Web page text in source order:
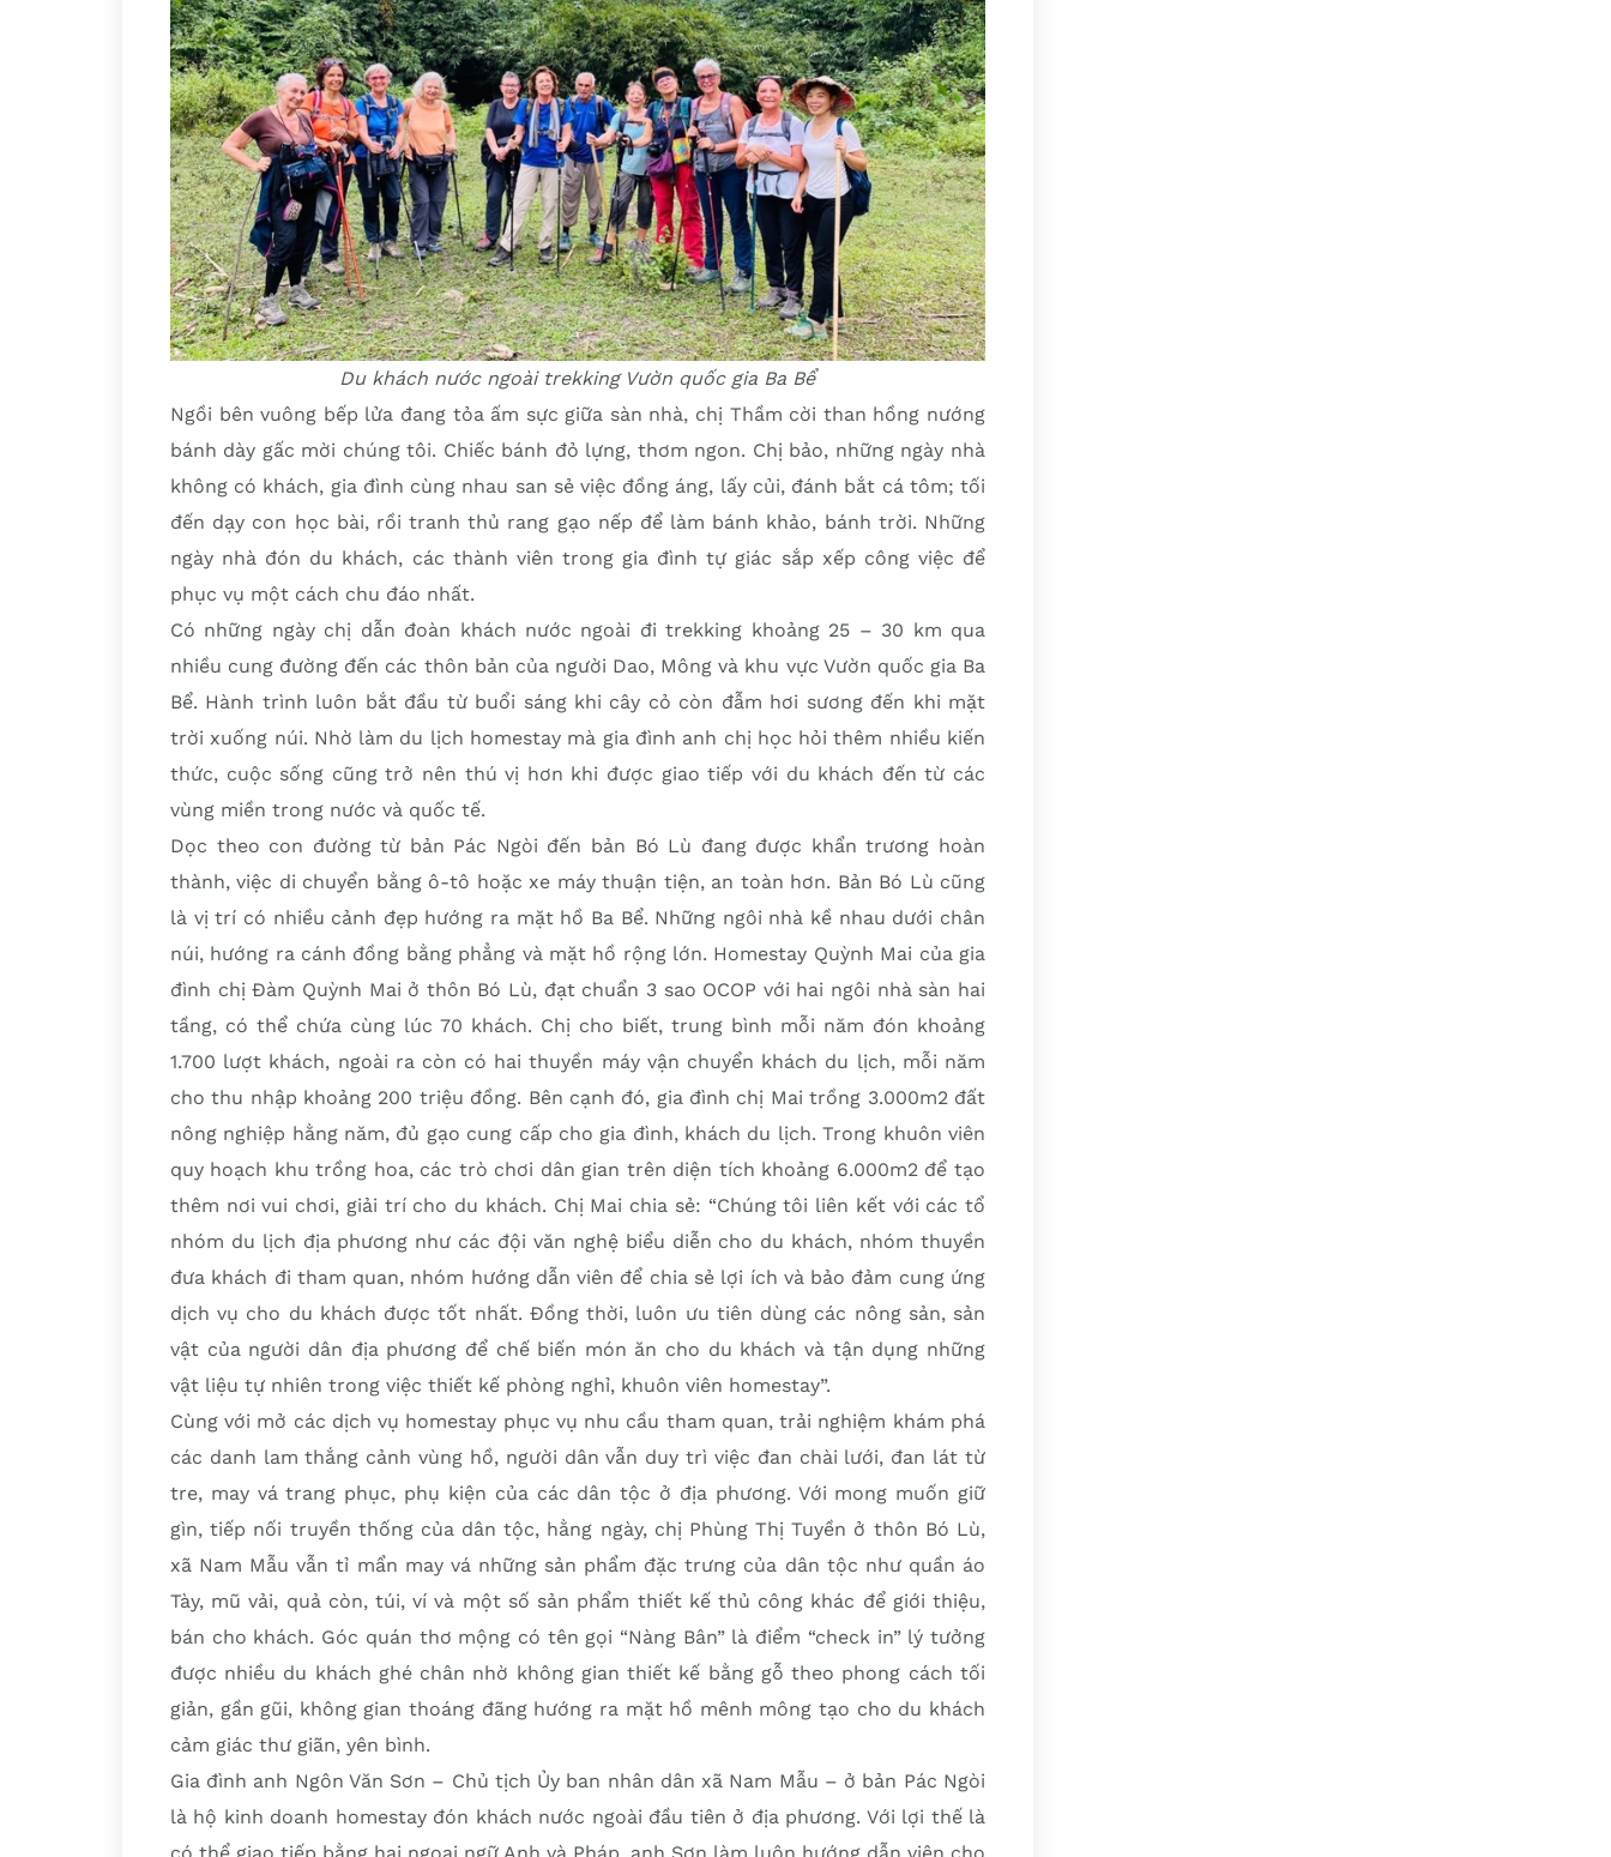
Du khách nước ngoài trekking Vườn quốc gia Ba Bể
Ngồi bên vuông bếp lửa đang tỏa ấm sực giữa sàn nhà, chị Thầm cời than hồng nướng
bánh dày gấc mời chúng tôi. Chiếc bánh đỏ lựng, thơm ngon. Chị bảo, những ngày nhà
không có khách, gia đình cùng nhau san sẻ việc đồng áng, lấy củi, đánh bắt cá tôm; tối
đến dạy con học bài, rồi tranh thủ rang gạo nếp để làm bánh khảo, bánh trời. Những
ngày nhà đón du khách, các thành viên trong gia đình tự giác sắp xếp công việc để
phục vụ một cách chu đáo nhất.
Có những ngày chị dẫn đoàn khách nước ngoài đi trekking khoảng 25 – 30 km qua
nhiều cung đường đến các thôn bản của người Dao, Mông và khu vực Vườn quốc gia Ba
Bể. Hành trình luôn bắt đầu từ buổi sáng khi cây cỏ còn đẫm hơi sương đến khi mặt
trời xuống núi. Nhờ làm du lịch homestay mà gia đình anh chị học hỏi thêm nhiều kiến
thức, cuộc sống cũng trở nên thú vị hơn khi được giao tiếp với du khách đến từ các
vùng miền trong nước và quốc tế.
Dọc theo con đường từ bản Pác Ngòi đến bản Bó Lù đang được khẩn trương hoàn
thành, việc di chuyển bằng ô-tô hoặc xe máy thuận tiện, an toàn hơn. Bản Bó Lù cũng
là vị trí có nhiều cảnh đẹp hướng ra mặt hồ Ba Bể. Những ngôi nhà kề nhau dưới chân
núi, hướng ra cánh đồng bằng phẳng và mặt hồ rộng lớn. Homestay Quỳnh Mai của gia
đình chị Đàm Quỳnh Mai ở thôn Bó Lù, đạt chuẩn 3 sao OCOP với hai ngôi nhà sàn hai
tầng, có thể chứa cùng lúc 70 khách. Chị cho biết, trung bình mỗi năm đón khoảng
1.700 lượt khách, ngoài ra còn có hai thuyền máy vận chuyển khách du lịch, mỗi năm
cho thu nhập khoảng 200 triệu đồng. Bên cạnh đó, gia đình chị Mai trồng 3.000m2 đất
nông nghiệp hằng năm, đủ gạo cung cấp cho gia đình, khách du lịch. Trong khuôn viên
quy hoạch khu trồng hoa, các trò chơi dân gian trên diện tích khoảng 6.000m2 để tạo
thêm nơi vui chơi, giải trí cho du khách. Chị Mai chia sẻ: “Chúng tôi liên kết với các tổ
nhóm du lịch địa phương như các đội văn nghệ biểu diễn cho du khách, nhóm thuyền
đưa khách đi tham quan, nhóm hướng dẫn viên để chia sẻ lợi ích và bảo đảm cung ứng
dịch vụ cho du khách được tốt nhất. Đồng thời, luôn ưu tiên dùng các nông sản, sản
vật của người dân địa phương để chế biến món ăn cho du khách và tận dụng những
vật liệu tự nhiên trong việc thiết kế phòng nghỉ, khuôn viên homestay”.
Cùng với mở các dịch vụ homestay phục vụ nhu cầu tham quan, trải nghiệm khám phá
các danh lam thắng cảnh vùng hồ, người dân vẫn duy trì việc đan chài lưới, đan lát từ
tre, may vá trang phục, phụ kiện của các dân tộc ở địa phương. Với mong muốn giữ
gìn, tiếp nối truyền thống của dân tộc, hằng ngày, chị Phùng Thị Tuyền ở thôn Bó Lù,
xã Nam Mẫu vẫn tỉ mẩn may vá những sản phẩm đặc trưng của dân tộc như quần áo
Tày, mũ vải, quả còn, túi, ví và một số sản phẩm thiết kế thủ công khác để giới thiệu,
bán cho khách. Góc quán thơ mộng có tên gọi “Nàng Bân” là điểm “check in” lý tưởng
được nhiều du khách ghé chân nhờ không gian thiết kế bằng gỗ theo phong cách tối
giản, gần gũi, không gian thoáng đãng hướng ra mặt hồ mênh mông tạo cho du khách
cảm giác thư giãn, yên bình.
Gia đình anh Ngôn Văn Sơn – Chủ tịch Ủy ban nhân dân xã Nam Mẫu – ở bản Pác Ngòi
là hộ kinh doanh homestay đón khách nước ngoài đầu tiên ở địa phương. Với lợi thế là
có thể giao tiếp bằng hai ngoại ngữ Anh và Pháp, anh Sơn làm luôn hướng dẫn viên cho